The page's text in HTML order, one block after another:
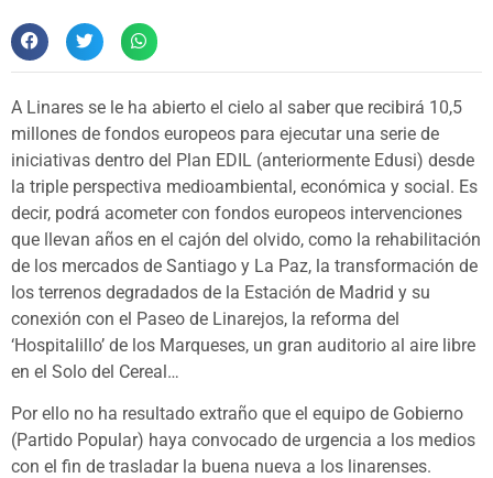
A Linares se le ha abierto el cielo al saber que recibirá 10,5
millones de fondos europeos para ejecutar una serie de
iniciativas dentro del Plan EDIL (anteriormente Edusi) desde
la triple perspectiva medioambiental, económica y social. Es
decir, podrá acometer con fondos europeos intervenciones
que llevan años en el cajón del olvido, como la rehabilitación
de los mercados de Santiago y La Paz, la transformación de
los terrenos degradados de la Estación de Madrid y su
conexión con el Paseo de Linarejos, la reforma del
‘Hospitalillo’ de los Marqueses, un gran auditorio al aire libre
en el Solo del Cereal…
Por ello no ha resultado extraño que el equipo de Gobierno
(Partido Popular) haya convocado de urgencia a los medios
con el fin de trasladar la buena nueva a los linarenses.